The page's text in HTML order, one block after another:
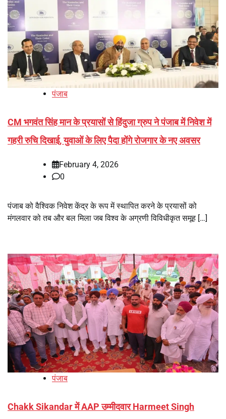
पंजाब
CM भगवंत सिंह मान के प्रयासों से हिंदुजा ग्रुप ने पंजाब में निवेश में
गहरी रुचि दिखाई, युवाओं के लिए पैदा होंगे रोजगार के नए अवसर
February 4, 2026
0
पंजाब को वैश्विक निवेश केंद्र के रूप में स्थापित करने के प्रयासों को
मंगलवार को तब और बल मिला जब विश्व के अग्रणी विविधीकृत समूह […]
पंजाब
Chakk Sikandar में AAP उम्मीदवार Harmeet Singh